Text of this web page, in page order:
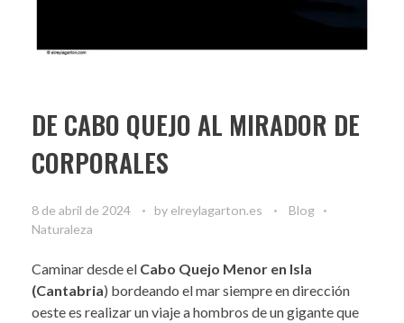
DE CABO QUEJO AL MIRADOR DE
CORPORALES
8 de abril de 2024 by elreylagarton.es
Blog
Naturaleza
Caminar desde el Cabo Quejo Menor en Isla
(Cantabria) bordeando el mar siempre en dirección
oeste es realizar un viaje a hombros de un gigante que